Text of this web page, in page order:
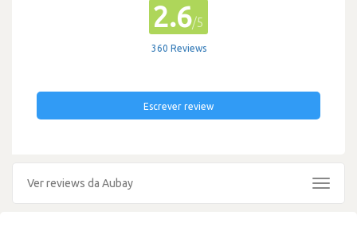
2.6/5
360 Reviews
Escrever review
Ver reviews da Aubay
Toggle